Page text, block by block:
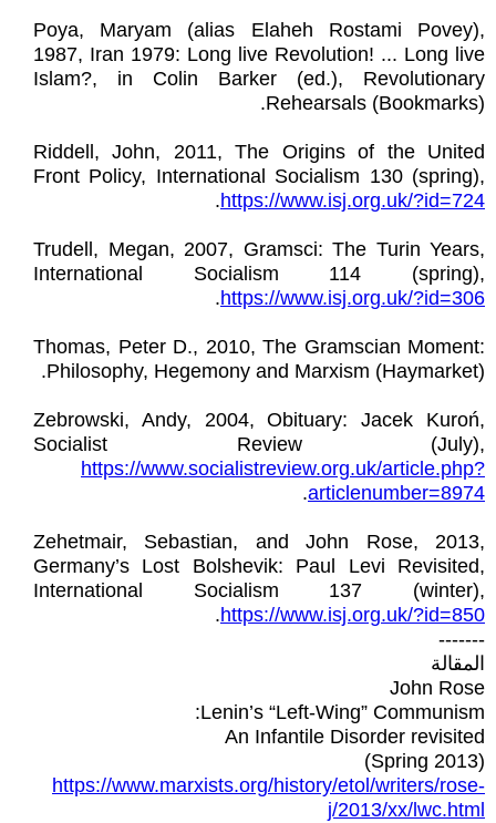
Poya, Maryam (alias Elaheh Rostami Povey),
1987, Iran 1979: Long live Revolution! ... Long live
Islam?, in Colin Barker (ed.), Revolutionary
Rehearsals (Bookmarks).
Riddell, John, 2011, The Origins of the United
Front Policy, International Socialism 130 (spring),
https://www.isj.org.uk/?id=724
.
Trudell, Megan, 2007, Gramsci: The Turin Years,
International Socialism 114 (spring),
https://www.isj.org.uk/?id=306
.
Thomas, Peter D., 2010, The Gramscian Moment:
Philosophy, Hegemony and Marxism (Haymarket).
Zebrowski, Andy, 2004, Obituary: Jacek Kuroń,
Socialist Review (July),
https://www.socialistreview.org.uk/article.php?
articlenumber=8974
.
Zehetmair, Sebastian, and John Rose, 2013,
Germany’s Lost Bolshevik: Paul Levi Revisited,
International Socialism 137 (winter),
https://www.isj.org.uk/?id=850
.
-------
المقالة
John Rose
Lenin’s “Left-Wing” Communism:
An Infantile Disorder revisited
(Spring 2013)
https://www.marxists.org/history/etol/writers/rose-
j/2013/xx/lwc.html